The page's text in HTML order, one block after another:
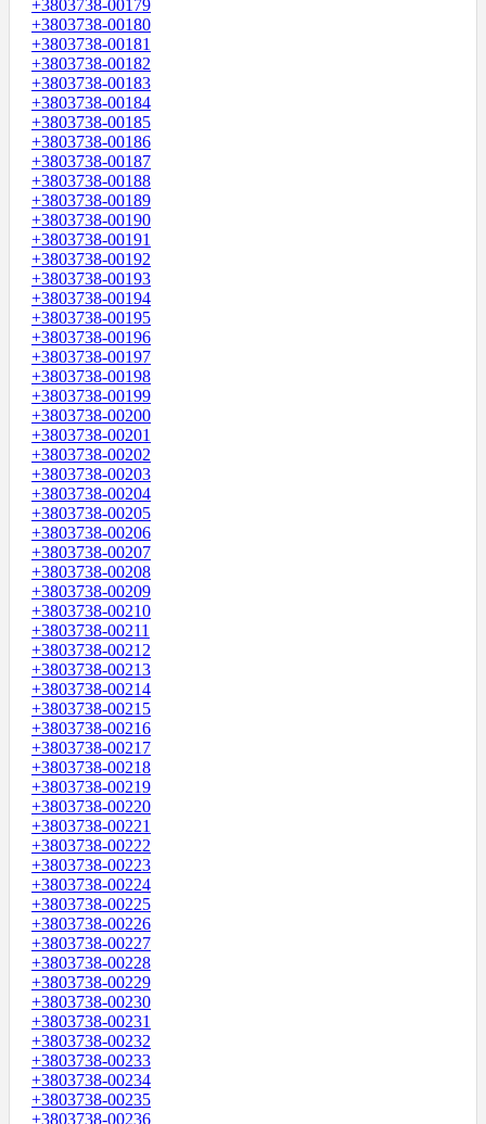
+3803738-00179
+3803738-00180
+3803738-00181
+3803738-00182
+3803738-00183
+3803738-00184
+3803738-00185
+3803738-00186
+3803738-00187
+3803738-00188
+3803738-00189
+3803738-00190
+3803738-00191
+3803738-00192
+3803738-00193
+3803738-00194
+3803738-00195
+3803738-00196
+3803738-00197
+3803738-00198
+3803738-00199
+3803738-00200
+3803738-00201
+3803738-00202
+3803738-00203
+3803738-00204
+3803738-00205
+3803738-00206
+3803738-00207
+3803738-00208
+3803738-00209
+3803738-00210
+3803738-00211
+3803738-00212
+3803738-00213
+3803738-00214
+3803738-00215
+3803738-00216
+3803738-00217
+3803738-00218
+3803738-00219
+3803738-00220
+3803738-00221
+3803738-00222
+3803738-00223
+3803738-00224
+3803738-00225
+3803738-00226
+3803738-00227
+3803738-00228
+3803738-00229
+3803738-00230
+3803738-00231
+3803738-00232
+3803738-00233
+3803738-00234
+3803738-00235
+3803738-00236